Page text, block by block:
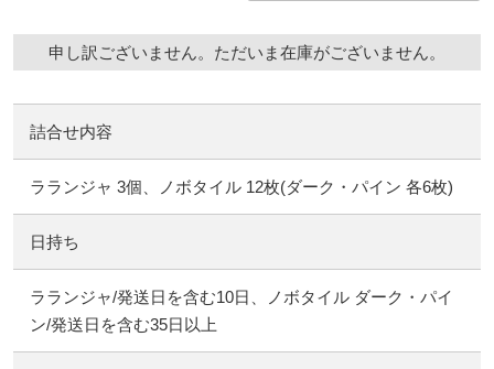
申し訳ございません。ただいま在庫がございません。
詰合せ内容
ラランジャ 3個、ノボタイル 12枚(ダーク・パイン 各6枚)
日持ち
ラランジャ/発送日を含む10日、ノボタイル ダーク・パイ
ン/発送日を含む35日以上